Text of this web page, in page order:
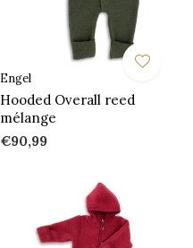
Engel
Hooded Overall reed
mélange
€90,99